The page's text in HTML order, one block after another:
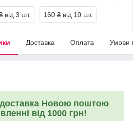
від 3 шт. 160 ₴ від 10 шт.
Доставка Оплата Умови
Новою поштою
від 1000 грн!